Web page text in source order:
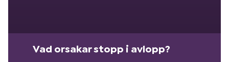
Vad orsakar stopp i avlopp?